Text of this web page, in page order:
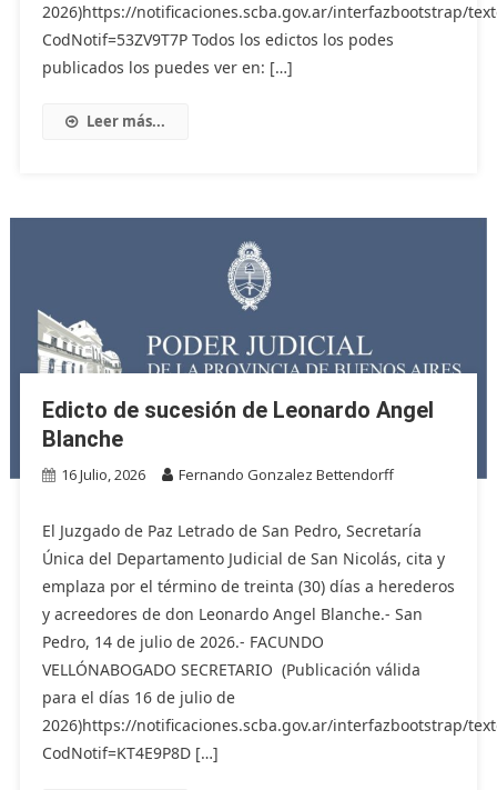
2026)https://notificaciones.scba.gov.ar/interfazbootstrap/
CodNotif=53ZV9T7P Todos los edictos los podes
publicados los puedes ver en: […]
Leer más...
Edicto de sucesión de Leonardo Angel
Blanche
16 Julio, 2026 Fernando Gonzalez Bettendorff
El Juzgado de Paz Letrado de San Pedro, Secretaría
Única del Departamento Judicial de San Nicolás, cita y
emplaza por el término de treinta (30) días a herederos
y acreedores de don Leonardo Angel Blanche.- San
Pedro, 14 de julio de 2026.- FACUNDO
VELLÓNABOGADO SECRETARIO (Publicación válida
para el días 16 de julio de
2026)https://notificaciones.scba.gov.ar/interfazbootstrap/
CodNotif=KT4E9P8D […]